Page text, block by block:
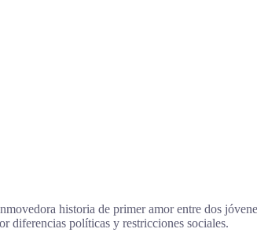
historia de primer amor entre dos
diferencias políticas y restricciones sociales.